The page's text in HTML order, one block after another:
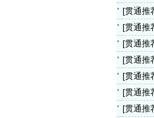
[贯通推
[贯通推
[贯通推
[贯通推
[贯通推
[贯通推
[贯通推